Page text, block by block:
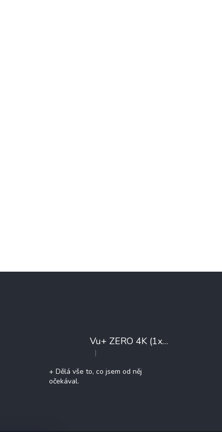
Vu+ ZERO 4K (1x DVB-T2/C)
Hodnocení produktu je 5 z 5 hvězdiček.
|
+ Dělá vše to, co jsem od něj
očekával.